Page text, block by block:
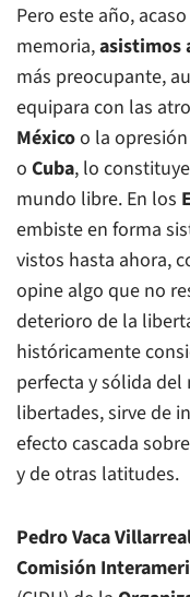
Pero este año,
memoria,asistimos
más preocupante,
equipara con las
Méxicoo la
o Cuba, lo
mundo libre. En los
embiste en forma
vistos hasta ahora,
opine algo que no
deterioro de la
históricamente
perfecta y sólida
libertades, sirve de
efecto cascada
y de otras latitudes.
Pedro Vaca
Comisión